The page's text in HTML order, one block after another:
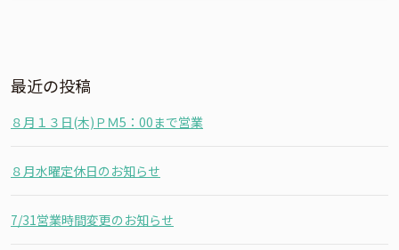
最近の投稿
８月１３日(木)ＰＭ5：00まで営業
８月水曜定休日のお知らせ
7/31営業時間変更のお知らせ